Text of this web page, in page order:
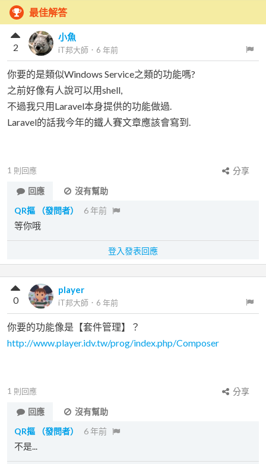
最佳解答
小魚
iT邦大師 ． 6 年前
2
你要的是類似Windows Service之類的功能嗎?
之前好像有人說可以用shell,
不過我只用Laravel本身提供的功能做過.
Laravel的話我今年的鐵人賽文章應該會寫到.
1 則回應
分享
回應
沒有幫助
QR摳
（發問者） 6 年前
等你哦
登入發表回應
player
iT邦大師 ． 6 年前
0
你要的功能像是【套件管理】？
http://www.player.idv.tw/prog/index.php/Composer
1 則回應
分享
回應
沒有幫助
QR摳
（發問者） 6 年前
不是...